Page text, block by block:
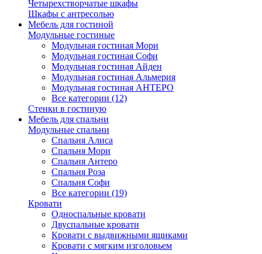
Четырехстворчатые шкафы
Шкафы с антресолью
Мебель для гостиной
Модульные гостиные
Модульная гостиная Мори
Модульная гостиная Софи
Модульная гостиная Айден
Модульная гостиная Альмерия
Модульная гостиная АНТЕРО
Все категории (12)
Стенки в гостиную
Мебель для спальни
Модульные спальни
Спальня Алиса
Спальня Мори
Спальня Антеро
Спальня Роза
Спальня Софи
Все категории (19)
Кровати
Односпальные кровати
Двуспальные кровати
Кровати с выдвижными ящиками
Кровати с мягким изголовьем